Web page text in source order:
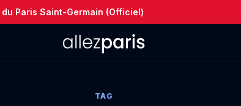
Paris Saint-Germain (Officiel)
TAG